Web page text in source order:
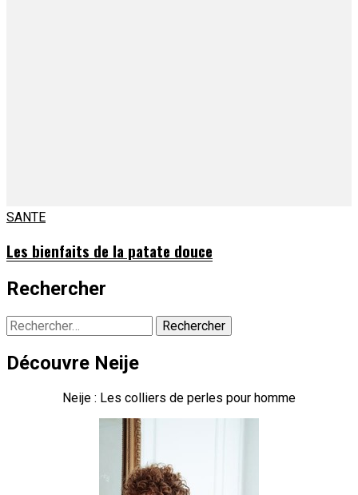
SANTE
Les bienfaits de la patate douce
Rechercher
Rechercher :
Découvre Neije
Neije : Les colliers de perles pour homme